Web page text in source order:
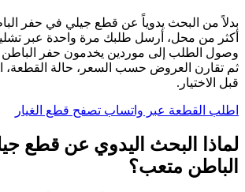
بدلاً من البحث يدوياً عن قطع جيلي في حفر
أكثر من محل، أرسل طلبك مرة واحدة عبر
وصول الطلب إلى موردين يخدمون حفر الباطن
ثم تقارن العروض حسب السعر، حالة القطعة،
قبل الاختيار.
اطلب القطعة عبر واتساب تصفح قطع الغيار
لماذا البحث اليدوي عن قطع
الباطن متعب؟